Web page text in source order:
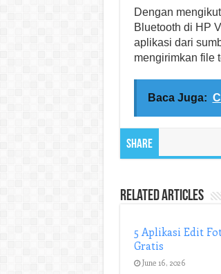
Dengan
Bluetooth di HP
aplikasi dari
mengirimkan file
Baca Juga:
Share
Related Articles
5 Aplikasi Edit
Gratis
June 16, 2026